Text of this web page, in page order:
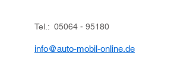
Tel.: 05064 - 95180
info@auto-mobil-online.de